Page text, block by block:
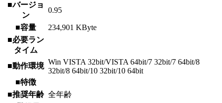
■バージョ
ン
0.95
■容量
234,901 KByte
■必要ラン
タイム
■動作環境 Win VISTA 32bit/VISTA 64bit/7 32bit/7 64bit/8
32bit/8 64bit/10 32bit/10 64bit
■特徴
■推奨年齢 全年齢